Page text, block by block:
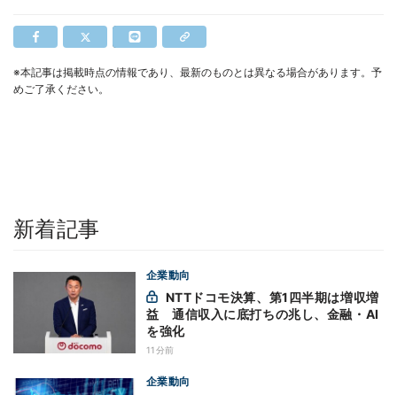
※本記事は掲載時点の情報であり、最新のものとは異なる場合があります。予
めご了承ください。
新着記事
企業動向
益 通信収入に底打ちの兆し、金融・AI
を強化
11分前
企業動向